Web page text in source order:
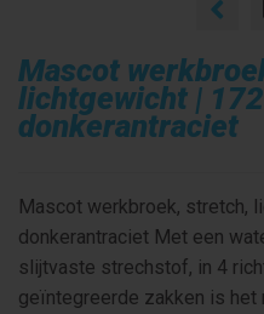
Mascot
lichtgewicht |
donkerantraciet
Mascot werkbroek, stretch,
donkerantraciet Met een
slijtvaste strechstof, in 4
geïntegreerde zakken is het